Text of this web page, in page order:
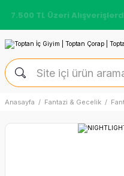
7.500 TL Üzeri
Anasayfa Fantazi & Gecelik